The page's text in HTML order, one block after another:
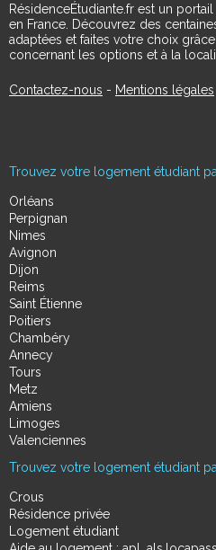
RésidenceÉtudiante.fr est un
en France. Découvrez des
adaptées et faites votre choix
concernant les options et à la
Contactez-nous - Mentions légales
Trouvez votre logement étudiant
Orléans
Perpignan
Nimes
Avignon
Dijon
Reims
Saint Étienne
Poitiers
Chambéry
Annecy
Tours
Metz
Amiens
Limoges
Valenciennes
Trouvez votre logement étudiant
Crous
Résidence privée
Logement étudiant